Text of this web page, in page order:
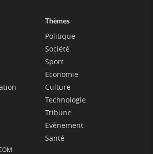
Thèmes
Politique
Société
Sport
Economie
Culture
Technologie
Tribune
Evènement
Santé